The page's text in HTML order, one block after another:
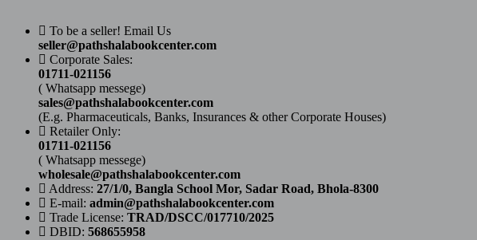
To be a seller! Email Us
seller@pathshalabookcenter.com
Corporate Sales:
01711-021156
( Whatsapp messege)
sales@pathshalabookcenter.com
(E.g. Pharmaceuticals, Banks, Insurances & other Corporate Houses)
Retailer Only:
01711-021156
( Whatsapp messege)
wholesale@pathshalabookcenter.com
Address: 27/1/0, Bangla School Mor, Sadar Road, Bhola-8300
E-mail: admin@pathshalabookcenter.com
Trade License: TRAD/DSCC/017710/2025
DBID: 568655958